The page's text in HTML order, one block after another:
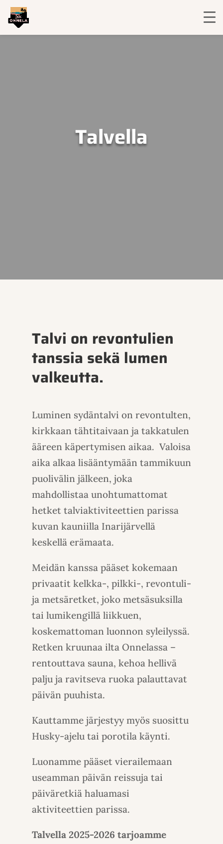
Talvella
Talvi on revontulien
tanssia sekä lumen
valkeutta.
Luminen sydäntalvi on revontulten,
kirkkaan tähtitaivaan ja takkatulen
ääreen käpertymisen aikaa. Valoisa
aika alkaa lisääntymään tammikuun
puolivälin jälkeen, joka
mahdollistaa unohtumattomat
hetket talviaktiviteettien parissa
kuvan kauniilla Inarijärvellä
keskellä erämaata.
Meidän kanssa pääset kokemaan
privaatit kelkka-, pilkki-, revontuli-
ja metsäretket, joko metsäsuksilla
tai lumikengillä liikkuen,
koskemattoman luonnon syleilyssä.
Retken kruunaa ilta Onnelassa –
rentouttava sauna, kehoa hellivä
palju ja ravitseva ruoka palauttavat
päivän puuhista.
Kauttamme järjestyy myös suosittu
Husky-ajelu tai porotila käynti.
Luonamme pääset vierailemaan
useamman päivän reissuja tai
päiväretkiä haluamasi
aktiviteettien parissa.
Talvella 2025-2026 tarjoamme